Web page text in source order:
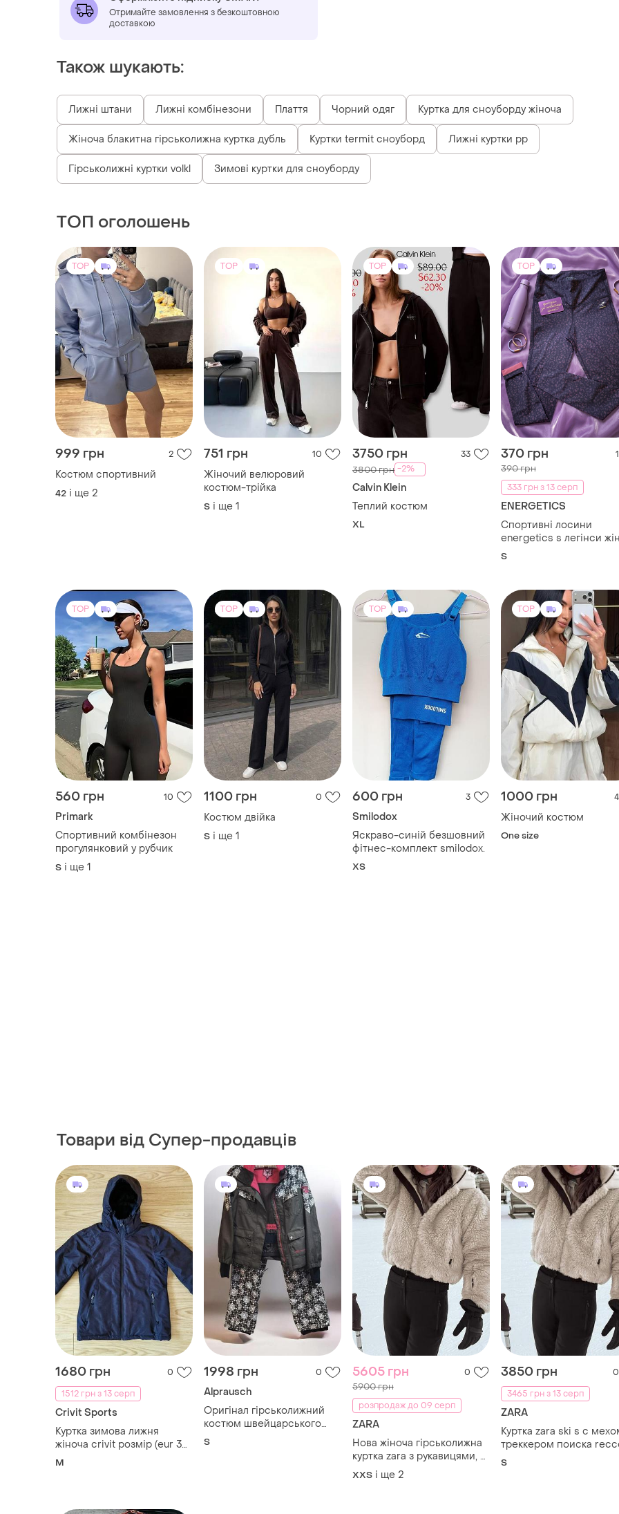
Отримайте замовлення з безкоштовною
доставкою
Також шукають:
Лижні штани Лижні комбінезони Плаття Чорний одяг Куртка для сноуборду жіноча
Жіноча блакитна гірськолижна куртка дубль Куртки termit сноуборд Лижні куртки рр
Гірськолижні куртки volkl Зимові куртки для сноуборду
ТОП оголошень
TOP
999 грн 2
Костюм спортивний
42 і ще 2
TOP
751 грн 10
Жіночий велюровий
костюм-трійка
S і ще 1
TOP
3750 грн 33
3800 грн -2%
Calvin Klein
Теплий костюм
XL
TOP
370 грн 1
390 грн
333 грн з 13 серп
ENERGETICS
Спортивні лосини
energetics s легінси
для фітнесу залу бігу
оригінал dryplus тайтси
S
TOP
560 грн 10
Primark
Спортивний комбінезон
прогулянковий у рубчик
S і ще 1
TOP
1100 грн 0
Костюм двійка
S і ще 1
TOP
600 грн 3
Smilodox
Яскраво-синій безшовний
фітнес-комплект smilodox.
ХS
TOP
1000 грн 4
Жіночий костюм
One size
Товари від Супер-продавців
1680 грн
0
1512 грн з 13 серп
Crivit Sports
Куртка зимова лижня
жіноча crivit розмір (eur 38)
m waterproof original
M
1998 грн 0
Alprausch
Oригінал гірськолижний
костюм швейцарського
преміум-бренда alprausch
S
5605 грн 0
5900 грн
розпродаж до 09 серп
ZARA
Нова жіноча гірськолижна
куртка zara з рукавицями, s,
ski collection recco
XХS і ще 2
3850 грн
0
3465 грн з 13 серп
ZARA
Куртка zara ski s с
треккером поиска
лыжная
S